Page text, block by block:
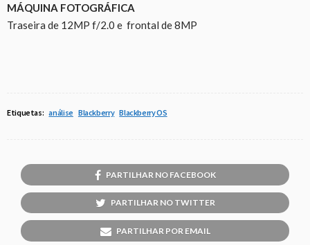
MÁQUINA FOTOGRÁFICA
Traseira de 12MP f/2.0 e frontal de 8MP
Etiquetas: análise Blackberry Blackberry OS
PARTILHAR NO FACEBOOK
PARTILHAR NO TWITTER
PARTILHAR POR EMAIL